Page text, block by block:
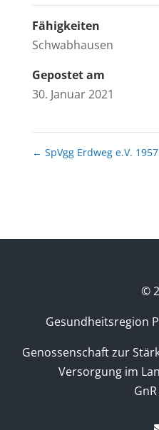
Fähigkeiten
Schwabhausen
Gepostet am
30. Januar 2021
← SpVgg Erdweg e.V. 1957
©
Gesundheitsregion
Genossenschaft zur
Versorgung im